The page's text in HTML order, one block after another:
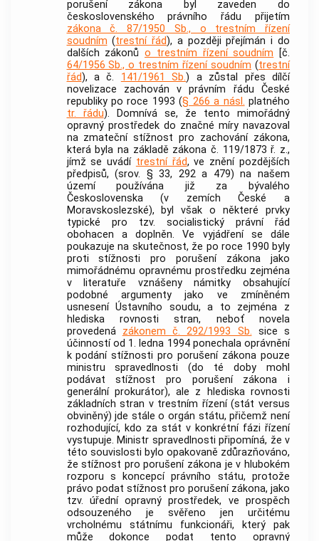
porušení zákona byl zaveden do
československého právního řádu přijetím
zákona č. 87/1950 Sb., o trestním řízení
soudním (trestní řád), a později přejímán i do
dalších zákonů o trestním řízení soudním [č.
64/1956 Sb., o trestním řízení soudním (trestní
řád), a č. 141/1961 Sb.) a zůstal přes dílčí
novelizace zachován v právním řádu České
republiky po roce 1993 (§ 266 a násl. platného
tr. řádu). Domnívá se, že tento mimořádný
opravný prostředek do značné míry navazoval
na zmateční stížnost pro zachování zákona,
která byla na základě zákona č. 119/1873 ř. z.,
jímž se uvádí trestní řád, ve znění pozdějších
předpisů, (srov. § 33, 292 a 479) na našem
území používána již za bývalého
Československa (v zemích České a
Moravskoslezské), byl však o některé prvky
typické pro tzv. socialistický právní řád
obohacen a doplněn. Ve vyjádření se dále
poukazuje na skutečnost, že po roce 1990 byly
proti stížnosti pro porušení zákona jako
mimořádnému opravnému prostředku zejména
v literatuře vznášeny námitky obsahující
podobné argumenty jako ve zmíněném
usneseníÚstavního soudu, a to zejména z
hlediska rovnosti stran, neboť novela
provedená zákonem č. 292/1993 Sb. sice s
účinností od 1. ledna 1994 ponechala oprávnění
k podání stížnosti pro porušení zákona pouze
ministru spravedlnosti (do té doby mohl
podávat stížnost pro porušení zákona i
generální prokurátor), ale z hlediska rovnosti
základních stran v trestním řízení (stát versus
obviněný) jde stále o orgán státu, přičemž není
rozhodující, kdo za stát v konkrétní fázi řízení
vystupuje. Ministr spravedlnosti připomíná, že v
této souvislosti bylo opakovaně zdůrazňováno,
že stížnost pro porušení zákona je v hlubokém
rozporu s koncepcí právního státu, protože
právo podat stížnost pro porušení zákona, jako
tzv. úřední opravný prostředek, ve prospěch
odsouzeného je svěřeno jen určitému
vrcholnému státnímu funkcionáři, který pak
může dokonce podat tento opravný